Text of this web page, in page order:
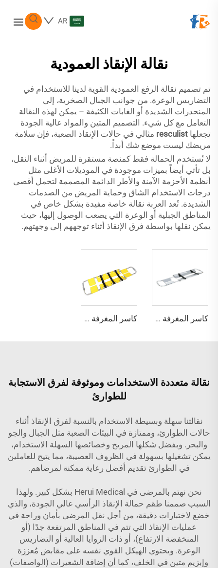
AR
نقالة الإنقاذ العمودية
تم تصميم نقالة الرفع العمودية القوية لدينا للاستخدام في
التضاريس الوعرة. من جوانب الجبال الصخرية، إلى
المنحدرات الشديدة أو الغابات الكثيفة – يمكن لهذه النقالة
التعامل مع كل شيء. التصميم المتين والمواد عالية الجودة
تجعلها resculist مثالي في حالات الإنقاذ الصعبة، فإن سلامة
مريضك ليست موضع شك أبداً.
لا تُستخدم الحمالة فقط كمنصة مستقرة للمريض أثناء النقل،
بل تأتي أيضاً بميزات موجودة في الموديلات الأغلى مثل
أنظمة الأحزمة الآمنة والأطر الدائمة المصممة لتحمل أقصى
درجات الاستخدام الشاق وحماية المريض من الصدمات
الشديدة. تُعد العربة نقالة خاصة مفيدة بشكل خاص في
المناطق الجبلية أو الوعرة التي يصعب الوصول إليها، حيث
يمكن نقلها بواسطة فرق الإنقاذ أثناء توجههم إلى وجهتهم.
كاسر المغرفة YHR-CS1A كاسر المغرفة YHR-CS2
نقالة متعددة الاستخدامات وموثوقة لفرق الاستجابة
للطوارئ
نقالتنا سهلة وبسيطة الاستخدام بالنسبة لفرق الإنقاذ أثناء
حالات الطوارئ، وممتازة في البيئات الصعبة مثل الجبال والجو
والبحر. وبفضل شكلها المريح وخصائصها السهلة الاستخدام،
يمكن تشغيلها بسهولة في الظروف العصيبة، مما يتيح للعاملين
في الطوارئ تقديم أفضل رعاية ممكنة لمرضاهم.
نحن نهتم بالمرضى في Herui Medical بشكل كبير. ولهذا
السبب صممنا طقم حمالة الإنقاذ الرأسي عالي الجودة، والذي
خضع لاختبارات دقيقة، من أجل نقل المرضى بأمان وراحة في
عمليات الإنقاذ التي تتم في المناطق المرتفعة جدًا (أو
المنخفضة الارتفاع)، أو ذات الزوايا العالية أو التضاريس
الوعرة. ويحتوي الهيكل القوي نفسه على مقابض مُعززة
وإبزيم متين في الخلف، كما أن إضافة الشعيرات (الواصفات)